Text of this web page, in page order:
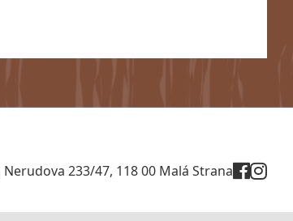
Nerudova 233/47, 118 00 Malá Strana